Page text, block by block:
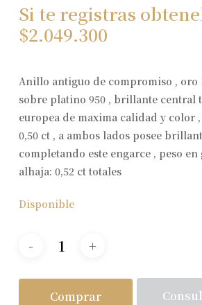
Si te registras
$2.049.300
Anillo antiguo de compromiso , oro
sobre platino 950 , brillante central
europea de maxima calidad y color
0,50 ct , a ambos lados posee
completando este engarce , peso en
alhaja: 0,52 ct totales
Disponible
Comprar